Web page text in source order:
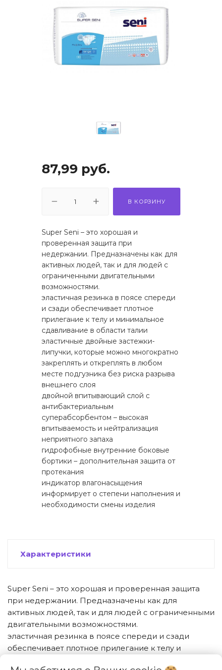
87,99 руб.
В КОРЗИНУ
Super Seni – это хорошая и
проверенная защита при
недержании. Предназначены как для
активных людей, так и для людей с
ограниченными двигательными
возможностями.
эластичная резинка в поясе спереди
и сзади обеспечивает плотное
прилегание к телу и минимальное
сдавливание в области талии
эластичные двойные застежки-
липучки, которые можно многократно
закреплять и откреплять в любом
месте подгузника без риска разрыва
внешнего слоя
двойной впитывающий слой с
антибактериальным
суперабсорбентом – высокая
впитываемость и нейтрализация
неприятного запаха
гидрофобные внутренние боковые
бортики – дополнительная защита от
протекания
индикатор влагонасыщения
информирует о степени наполнения и
необходимости смены изделия
Характеристики
Super Seni – это хорошая и проверенная защита
при недержании. Предназначены как для
активных людей, так и для людей с ограниченными
двигательными возможностями.
эластичная резинка в поясе спереди и сзади
обеспечивает плотное прилегание к телу и